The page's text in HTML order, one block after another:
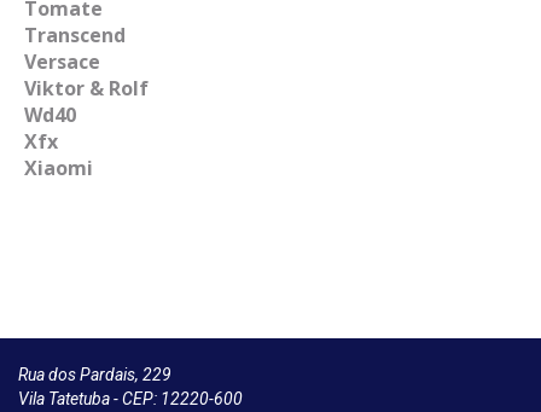
Tomate
Transcend
Versace
Viktor & Rolf
Wd40
Xfx
Xiaomi
Rua dos Pardais, 229
Vila Tatetuba - CEP: 12220-600